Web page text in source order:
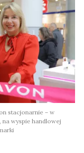
stacjonarnie – w
wyspie handlowej